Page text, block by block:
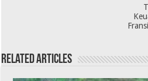
Related Articles